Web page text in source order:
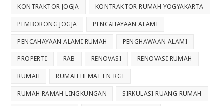
KONTRAKTOR JOGJA KONTRAKTOR RUMAH YOGYAKARTA
PEMBORONG JOGJA PENCAHAYAAN ALAMI
PENCAHAYAAN ALAMI RUMAH PENGHAWAAN ALAMI
PROPERTI RAB RENOVASI RENOVASI RUMAH
RUMAH RUMAH HEMAT ENERGI
RUMAH RAMAH LINGKUNGAN SIRKULASI RUANG RUMAH